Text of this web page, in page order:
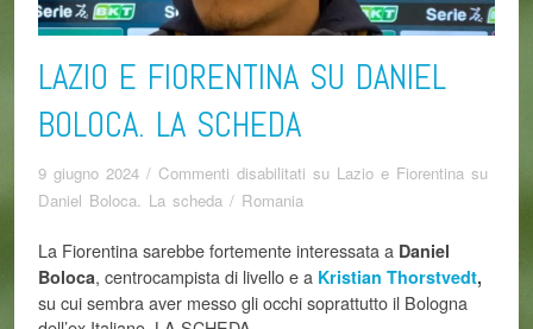
LAZIO E FIORENTINA SU DANIEL
BOLOCA. LA SCHEDA
9 giugno 2024 / Commenti disabilitati su Lazio e Fiorentina su
Daniel Boloca. La scheda / Romania
La Fiorentina sarebbe fortemente interessata a Daniel
Boloca, centrocampista di livello e a Kristian Thorstvedt,
su cui sembra aver messo gli occhi soprattutto il Bologna